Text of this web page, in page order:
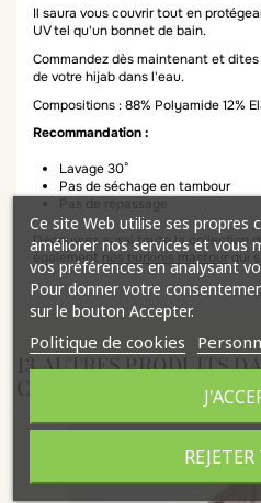
Il saura vous couvrir tout en
UV tel qu'un bonnet de bain.
Commandez dès maintenant et
de votre hijab dans l'eau.
Compositions : 88% Polyamide 12%
Recommandation :
Lavage 30°
Pas de séchage en tambour
Pas de repassage
Découvrez aussi toute la collection
également nos burkinis mastour qui
13 AUTRES PRODUITS
CATÉGORIE :
Ce site Web utilise ses propres
améliorer nos services et vous
vos préférences en analysant
Pour donner votre
sur le bouton Accepter.
Politique de cookies